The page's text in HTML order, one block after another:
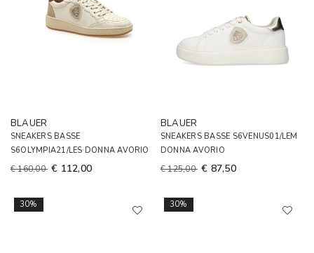
BLAUER
SNEAKERS BASSE
S6OLYMPIA21/LES DONNA AVORIO
€ 160,00 € 112,00
BLAUER
SNEAKERS BASSE S6VENUS01/LEM
DONNA AVORIO
€ 125,00 € 87,50
30% 30%